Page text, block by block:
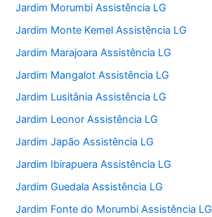
Jardim Morumbi Assistência LG
Jardim Monte Kemel Assistência LG
Jardim Marajoara Assistência LG
Jardim Mangalot Assistência LG
Jardim Lusitânia Assistência LG
Jardim Leonor Assistência LG
Jardim Japão Assistência LG
Jardim Ibirapuera Assistência LG
Jardim Guedala Assistência LG
Jardim Fonte do Morumbi Assistência LG